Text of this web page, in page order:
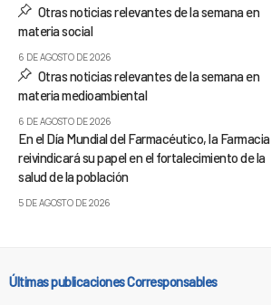
Otras noticias relevantes de la semana en
materia social
6 DE AGOSTO DE 2026
Otras noticias relevantes de la semana en
materia medioambiental
6 DE AGOSTO DE 2026
En el Día Mundial del Farmacéutico, la Farmacia
reivindicará su papel en el fortalecimiento de la
salud de la población
5 DE AGOSTO DE 2026
Últimas publicaciones Corresponsables